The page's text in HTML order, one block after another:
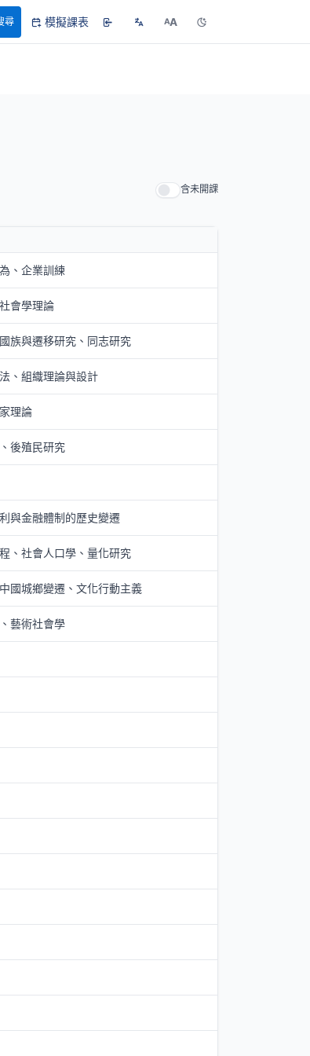
尋 模擬課表 AA
含未開課
、企業訓練
會學理論
族與遷移研究、同志研究
、組織理論與設計
理論
後殖民研究
與金融體制的歷史變遷
、社會人口學、量化研究
國城鄉變遷、文化行動主義
藝術社會學